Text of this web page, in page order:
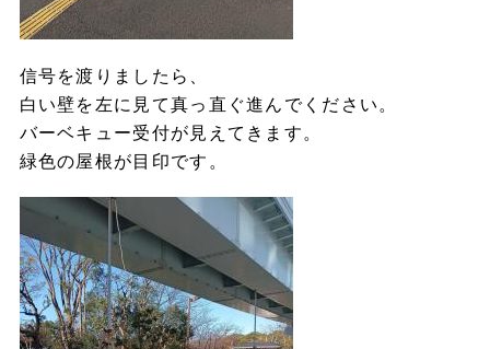
信号を渡りましたら、
白い壁を左に見て真っ直ぐ進んでください。
バーベキュー受付が見えてきます。
緑色の屋根が目印です。